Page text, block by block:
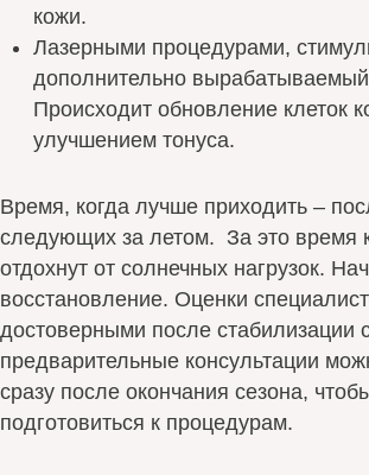
кожи.
Лазерными процедурами,
дополнительно
Происходит обновление клеток
улучшением тонуса.
Время, когда лучше приходить –
следующих за летом. За это время
отдохнут от солнечных нагрузок.
восстановление. Оценки
достоверными после стабилизации
предварительные консультации
сразу после окончания сезона,
подготовиться к процедурам.